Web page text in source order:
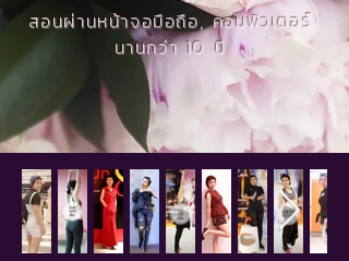
สอนผ่านหน้าจอมือถือ, คอมพิวเตอร์
นานกว่า 10 ปี